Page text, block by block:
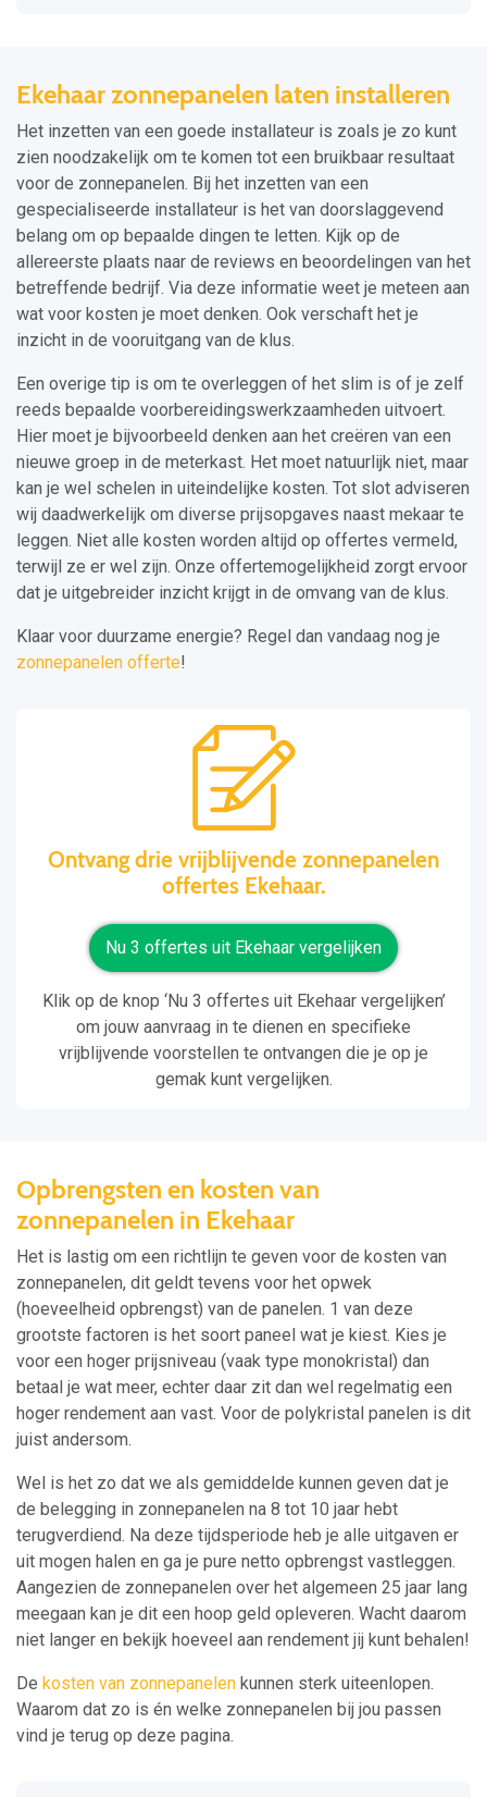
Ekehaar zonnepanelen laten installeren
Het inzetten van een goede installateur is zoals je zo kunt
zien noodzakelijk om te komen tot een bruikbaar resultaat
voor de zonnepanelen. Bij het inzetten van een
gespecialiseerde installateur is het van doorslaggevend
belang om op bepaalde dingen te letten. Kijk op de
allereerste plaats naar de reviews en beoordelingen van het
betreffende bedrijf. Via deze informatie weet je meteen aan
wat voor kosten je moet denken. Ook verschaft het je
inzicht in de vooruitgang van de klus.
Een overige tip is om te overleggen of het slim is of je zelf
reeds bepaalde voorbereidingswerkzaamheden uitvoert.
Hier moet je bijvoorbeeld denken aan het creëren van een
nieuwe groep in de meterkast. Het moet natuurlijk niet, maar
kan je wel schelen in uiteindelijke kosten. Tot slot adviseren
wij daadwerkelijk om diverse prijsopgaves naast mekaar te
leggen. Niet alle kosten worden altijd op offertes vermeld,
terwijl ze er wel zijn. Onze offertemogelijkheid zorgt ervoor
dat je uitgebreider inzicht krijgt in de omvang van de klus.
Klaar voor duurzame energie? Regel dan vandaag nog je
zonnepanelen offerte!
Ontvang drie vrijblijvende zonnepanelen
offertes Ekehaar.
Nu 3 offertes uit Ekehaar vergelijken
Klik op de knop ‘Nu 3 offertes uit Ekehaar vergelijken’
om jouw aanvraag in te dienen en specifieke
vrijblijvende voorstellen te ontvangen die je op je
gemak kunt vergelijken.
Opbrengsten en kosten van
zonnepanelen in Ekehaar
Het is lastig om een richtlijn te geven voor de kosten van
zonnepanelen, dit geldt tevens voor het opwek
(hoeveelheid opbrengst) van de panelen. 1 van deze
grootste factoren is het soort paneel wat je kiest. Kies je
voor een hoger prijsniveau (vaak type monokristal) dan
betaal je wat meer, echter daar zit dan wel regelmatig een
hoger rendement aan vast. Voor de polykristal panelen is dit
juist andersom.
Wel is het zo dat we als gemiddelde kunnen geven dat je
de belegging in zonnepanelen na 8 tot 10 jaar hebt
terugverdiend. Na deze tijdsperiode heb je alle uitgaven er
uit mogen halen en ga je pure netto opbrengst vastleggen.
Aangezien de zonnepanelen over het algemeen 25 jaar lang
meegaan kan je dit een hoop geld opleveren. Wacht daarom
niet langer en bekijk hoeveel aan rendement jij kunt behalen!
De kosten van zonnepanelen kunnen sterk uiteenlopen.
Waarom dat zo is én welke zonnepanelen bij jou passen
vind je terug op deze pagina.